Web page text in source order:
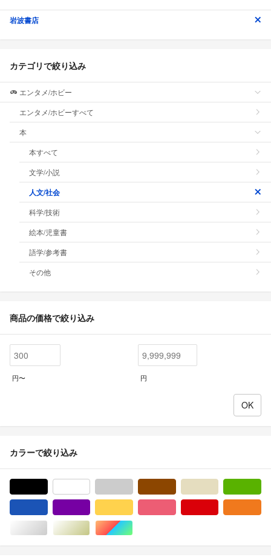
岩波書店
カテゴリで絞り込み
エンタメ/ホビー
エンタメ/ホビーすべて
本
本すべて
文学/小説
人文/社会
科学/技術
絵本/児童書
語学/参考書
その他
商品の価格で絞り込み
円〜 円
カラーで絞り込み
シルバー/銀色系ゴールド/金色系マルチカラー